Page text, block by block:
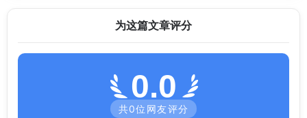
为这篇文章评分
0.0
共0位网友评分